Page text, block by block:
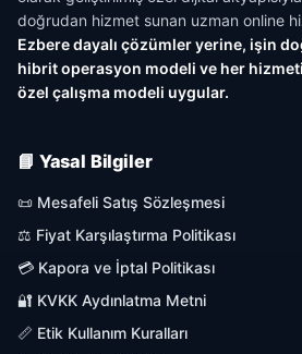
doğrudan hizmet sunan uzman online
Ezbere dayalı çözümler yerine, işin
hibrit operasyon modeli ve her
özel çalışma modeli uygular.
📘 Yasal Bilgiler
📜 Mesafeli Satış Sözleşmesi
⚖️ Fiyat Karşılaştırma Politikası
💳 Kapora ve İptal Politikası
🔐 KVKK Aydınlatma Metni
📏 Etik Kullanım Kuralları